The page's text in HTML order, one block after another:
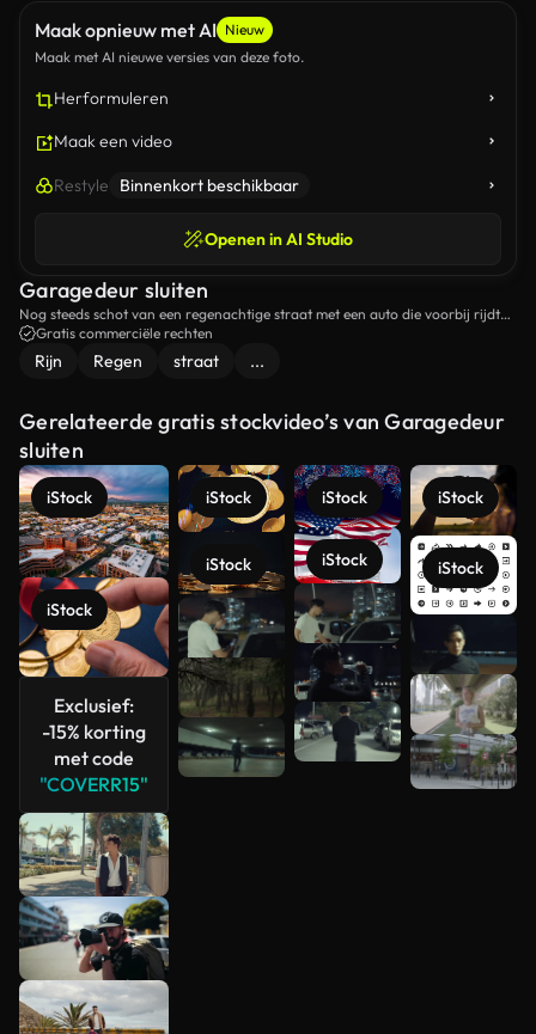
Maak opnieuw met AI Nieuw
Maak met AI nieuwe versies van deze foto.
Herformuleren
Maak een video
Restyle Binnenkort beschikbaar
Openen in AI Studio
Garagedeur sluiten
Nog steeds schot van een regenachtige straat met een auto die voorbij rijdt
en de garagedeur sluit.
Gratis commerciële rechten
Rijn Regen straat ...
Gerelateerde gratis stockvideo’s van Garagedeur
sluiten
iStock
iStock
Exclusief:
-15% korting
met code
"COVERR15"
iStock
iStock
iStock
iStock
iStock
iStock
Meer
bekijken